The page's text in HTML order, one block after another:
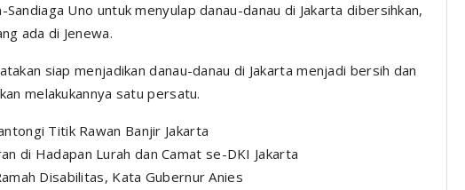
Uno untuk menyulap danau-danau di Jakarta dibersihkan,
ada di Jenewa.
siap menjadikan danau-danau di Jakarta menjadi bersih dan
melakukannya satu persatu.
Titik Rawan Banjir Jakarta
di Hadapan Lurah dan Camat se-DKI Jakarta
Disabilitas, Kata Gubernur Anies